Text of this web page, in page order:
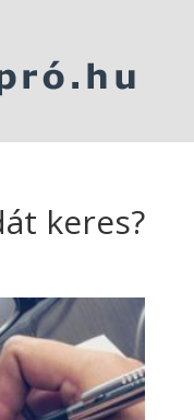
keres?